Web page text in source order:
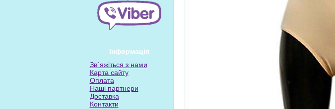
Інформація
Зв`яжіться з нами
Карта сайту
Оплата
Наші партнери
Доставка
Контакти